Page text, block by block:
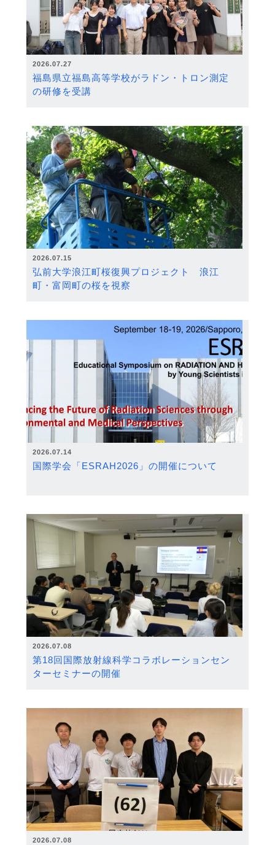
2026.07.27
福島県立福島高等学校がラドン・トロン測定
の研修を受講
2026.07.15
弘前大学浪江町桜復興プロジェクト 浪江
町・富岡町の桜を視察
2026.07.14
国際学会「ESRAH2026」の開催について
2026.07.08
第18回国際放射線科学コラボレーションセン
ターセミナーの開催
2026.07.08